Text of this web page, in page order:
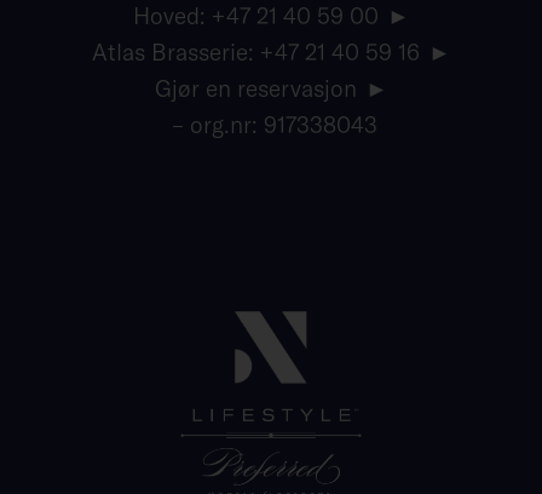
Hoved: +47 21 40 59 00
Atlas Brasserie: +47 21 40 59 16
Gjør en reservasjon
– org.nr: 917338043